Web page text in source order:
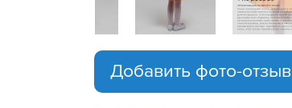
Добавить фото-отзыв